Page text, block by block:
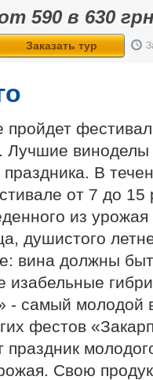
590 в 630
Заказать тур
пройдет
Лучшие
В
от 7 до 15
из
душистого
вина должны
- самый молодой
фестов
праздник
Свою